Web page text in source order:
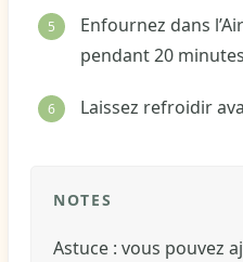
Enfournez dans
pendant 20
Laissez refroidir
NOTES
Astuce : vous pouvez